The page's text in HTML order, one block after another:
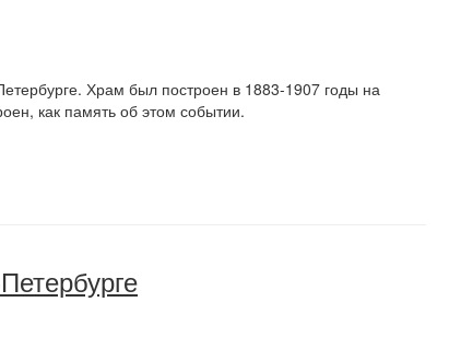
Храм был построен в 1883-1907 годы на
как память об этом событии.